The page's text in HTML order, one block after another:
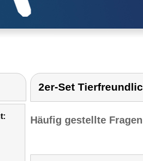
2er-Set
Häufig gestellte